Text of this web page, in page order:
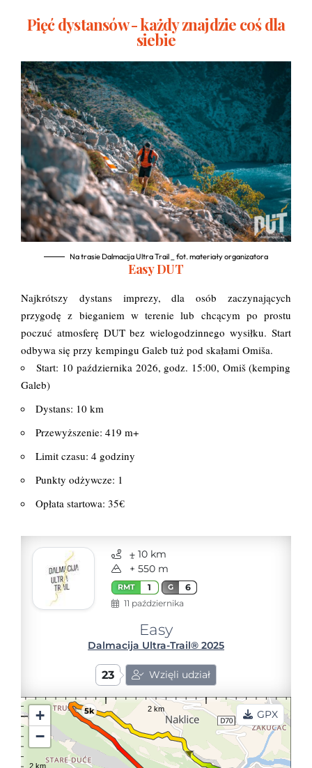
Pięć dystansów - każdy znajdzie coś dla
siebie
Na trasie Dalmacija Ultra Trail _ fot. materiały organizatora
Easy DUT
Najkrótszy dystans imprezy, dla osób zaczynających
przygodę z bieganiem w terenie lub chcącym po prostu
poczuć atmosferę DUT bez wielogodzinnego wysiłku. Start
odbywa się przy kempingu Galeb tuż pod skałami Omiša.
Start: 10 października 2026, godz. 15:00, Omiš (kemping
Galeb)
Dystans: 10 km
Przewyższenie: 419 m+
Limit czasu: 4 godziny
Punkty odżywcze: 1
Opłata startowa: 35€